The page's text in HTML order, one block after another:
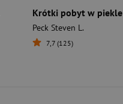
Krótki pobyt w piekle
Peck Steven L.
7,7 (125)